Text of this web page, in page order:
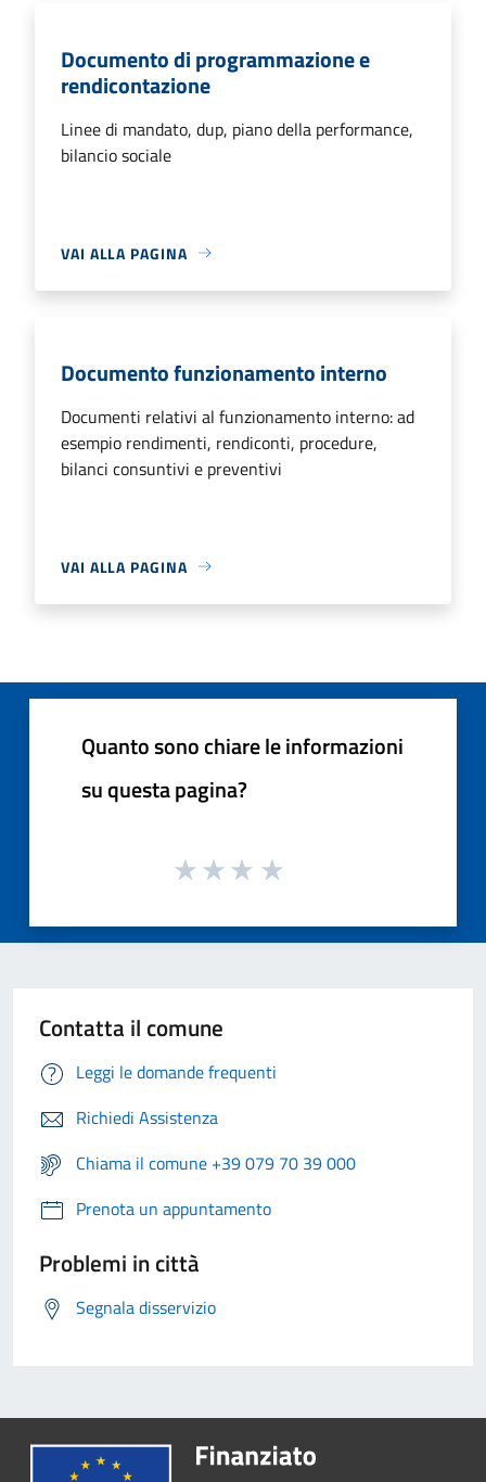
Documento di programmazione e
rendicontazione
Linee di mandato, dup, piano della performance,
bilancio sociale
VAI ALLA PAGINA
Documento funzionamento interno
Documenti relativi al funzionamento interno: ad
esempio rendimenti, rendiconti, procedure,
bilanci consuntivi e preventivi
VAI ALLA PAGINA
Quanto sono chiare le informazioni
su questa pagina?
Contatta il comune
Leggi le domande frequenti
Richiedi Assistenza
Chiama il comune +39 079 70 39 000
Prenota un appuntamento
Problemi in città
Segnala disservizio